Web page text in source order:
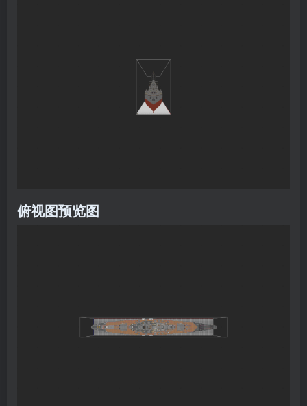
俯视图预览图